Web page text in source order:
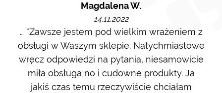
Magdalena W.
14.11.2022
… “Zawsze jestem pod wielkim wrażeniem z
obsługi w Waszym sklepie. Natychmiastowe
wręcz odpowiedzi na pytania, niesamowicie
miła obsługa no i cudowne produkty. Ja
jakiś czas temu rzeczywiście chciałam